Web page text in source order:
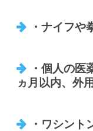
・ナイフや
・個人の医
ヵ月以内、外
・ワシント